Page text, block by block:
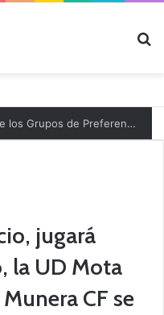
Ya se conoce la composición de los Grupos de Preferente y el calendario
jugará
la UD Mota
CF se